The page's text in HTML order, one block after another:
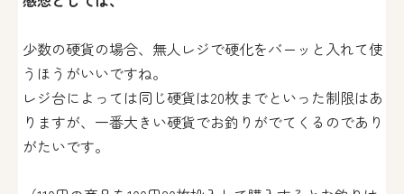
少数の硬貨の場合、無人レジで硬化をバーッと入れて使
うほうがいいですね。
レジ台によっては同じ硬貨は20枚までといった制限はあ
りますが、一番大きい硬貨でお釣りがでてくるのであり
がたいです。